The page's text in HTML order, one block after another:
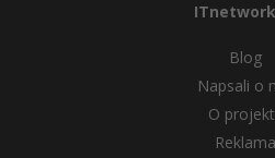
Blog
Napsali o
O
Reklama